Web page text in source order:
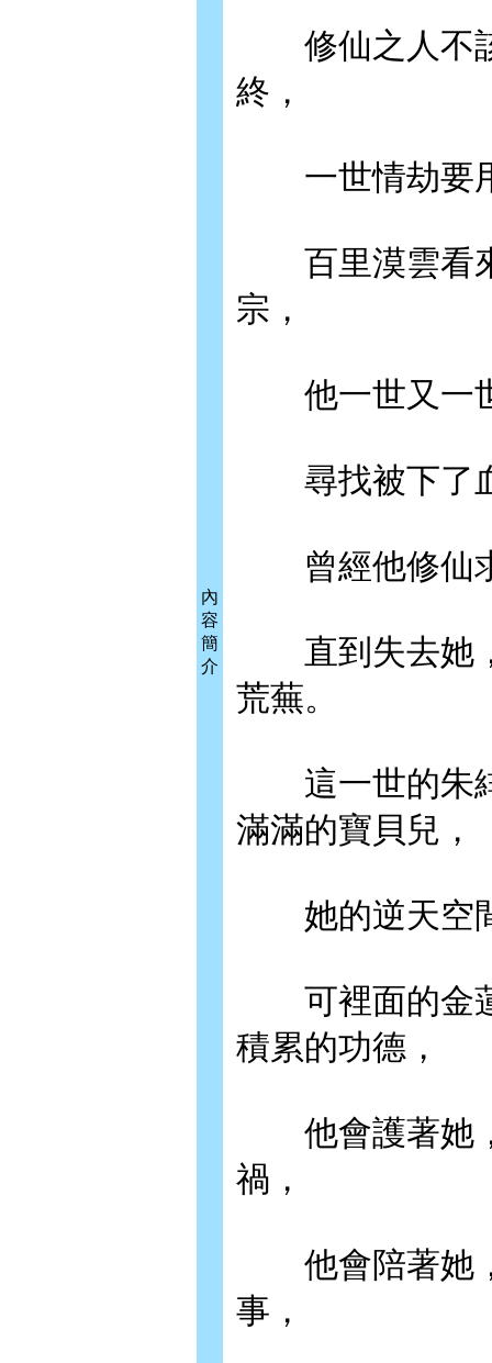
內
容
簡
介
修仙之人不該
終，
一世情劫要
百里漠雲看來
宗，
他一世又一世
尋找被下了血
曾經他修仙求
直到失去她，
荒蕪。
這一世的朱緋
滿滿的寶貝兒，
她的逆天空間
可裡面的金蓮
積累的功德，
他會護著她，
禍，
他會陪著她，
事，